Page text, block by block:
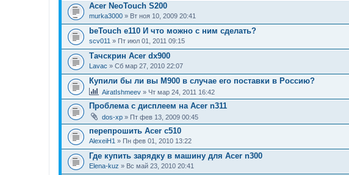
Acer NeoTouch S200
murka3000 » Вт ноя 10, 2009 20:41
beTouch e110 И что можно с ним сделать?
scv011 » Пт июл 01, 2011 09:15
Тачскрин Acer dx900
Lavac » Сб мар 27, 2010 22:07
Купили бы ли вы М900 в случае его поставки в Россию?
AiratIshmeev » Чт мар 24, 2011 16:42
Проблема с дисплеем на Acer n311
dos-xp » Пт фев 13, 2009 00:45
перепрошить Acer c510
AlexeiH1 » Пн фев 01, 2010 13:22
Где купить зарядку в машину для Acer n300
Elena-kuz » Вс май 23, 2010 20:41